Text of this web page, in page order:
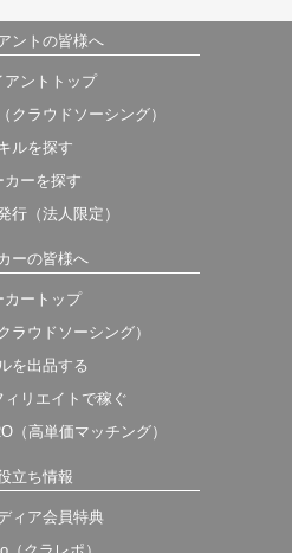
ントの皆様へ
アントトップ
クラウドソーシング）
ルを探す
カーを探す
行（法人限定）
ーの皆様へ
カートップ
ラウドソーシング）
を出品する
ィリエイトで稼ぐ
（高単価マッチング）
立ち情報
ィア会員特典